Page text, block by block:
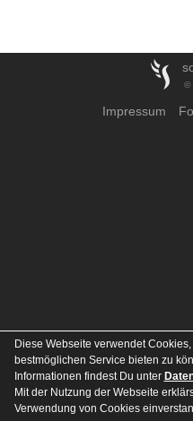
©
Impressum
Diese Webseite verwendet
bestmöglichen Service bieten zu
Informationen findest Du unter
Mit der Nutzung der Webseite
Verwendung von Cookies